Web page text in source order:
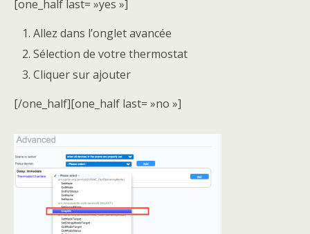
[one_half last= »yes »]
Allez dans l’onglet avancée
Sélection de votre thermostat
Cliquer sur ajouter
[/one_half][one_half last= »no »]